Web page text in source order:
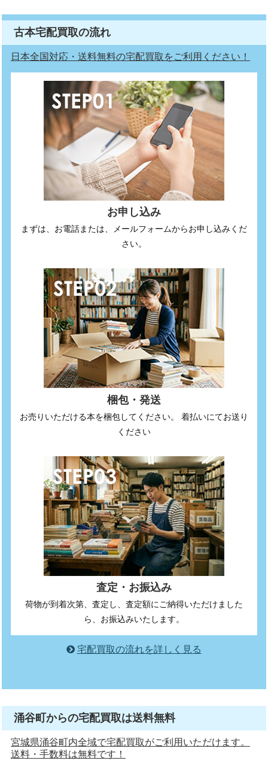
古本宅配買取の流れ
日本全国対応・送料無料の宅配買取をご利用ください！
お申し込み
まずは、お電話または、メールフォームからお申し込みくだ
さい。
梱包・発送
お売りいただける本を梱包してください。 着払いにてお送り
ください
査定・お振込み
荷物が到着次第、査定し、査定額にご納得いただけました
ら、お振込みいたします。
宅配買取の流れを詳しく見る
涌谷町からの宅配買取は送料無料
宮城県涌谷町内全域で宅配買取がご利用いただけます。
送料・手数料は無料です！